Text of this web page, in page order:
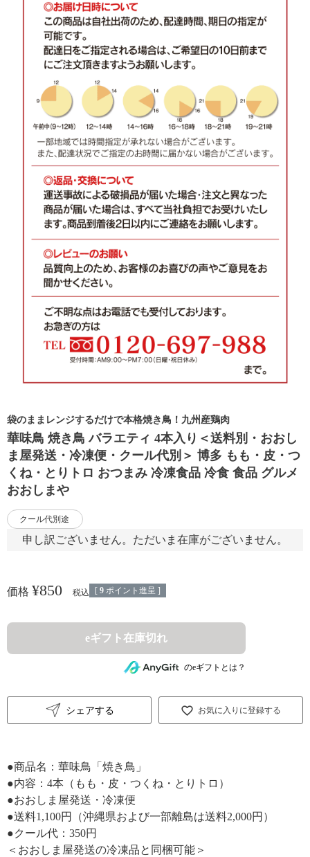
袋のままレンジするだけで本格焼き鳥！九州産鶏肉
華味鳥 焼き鳥 バラエティ 4本入り＜送料別・おおし
ま屋発送・冷凍便・クール代別＞ 博多 もも・皮・つ
くね・とりトロ おつまみ 冷凍食品 冷食 食品 グルメ
おおしまや
クール代別途
申し訳ございません。ただいま在庫がございません。
価格 ¥850 税込 [ 9 ポイント進呈 ]
お気に入りに登録する
eギフト在庫切れ
のeギフトとは？
シェアする
●商品名：華味鳥「焼き鳥」
●内容：4本（もも・皮・つくね・とりトロ）
●おおしま屋発送・冷凍便
●送料1,100円（沖縄県および一部離島は送料2,000円）
●クール代：350円
＜おおしま屋発送の冷凍品と同梱可能＞